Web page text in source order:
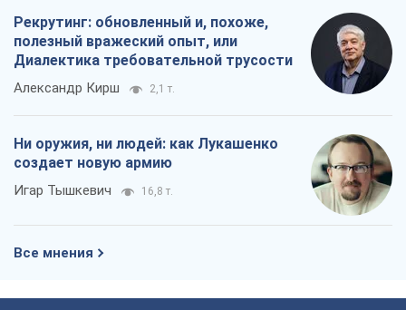
Рекрутинг: обновленный и, похоже,
полезный вражеский опыт, или
Диалектика требовательной трусости
Александр Кирш 2,1 т.
Ни оружия, ни людей: как Лукашенко
создает новую армию
Игар Тышкевич 16,8 т.
Все мнения